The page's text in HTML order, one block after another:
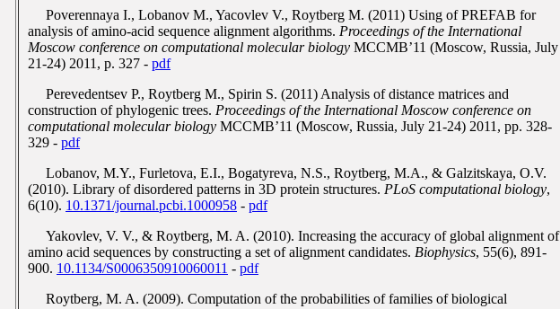
Poverennaya I., Lobanov M., Yacovlev V., Roytberg M. (2011) Using of PREFAB for
analysis of amino-acid sequence alignment algorithms. Proceedings of the International
Moscow conference on computational molecular biology MCCMB’11 (Moscow, Russia, July
21-24) 2011, p. 327 - pdf
Perevedentsev P., Roytberg M., Spirin S. (2011) Analysis of distance matrices and
construction of phylogenic trees. Proceedings of the International Moscow conference on
computational molecular biology MCCMB’11 (Moscow, Russia, July 21-24) 2011, pp. 328-
329 - pdf
Lobanov, M.Y., Furletova, E.I., Bogatyreva, N.S., Roytberg, M.A., & Galzitskaya, O.V.
(2010). Library of disordered patterns in 3D protein structures. PLoS computational biology,
6(10). 10.1371/journal.pcbi.1000958 - pdf
Yakovlev, V. V., & Roytberg, M. A. (2010). Increasing the accuracy of global alignment of
amino acid sequences by constructing a set of alignment candidates. Biophysics, 55(6), 891-
900. 10.1134/S0006350910060011 - pdf
Roytberg, M. A. (2009). Computation of the probabilities of families of biological